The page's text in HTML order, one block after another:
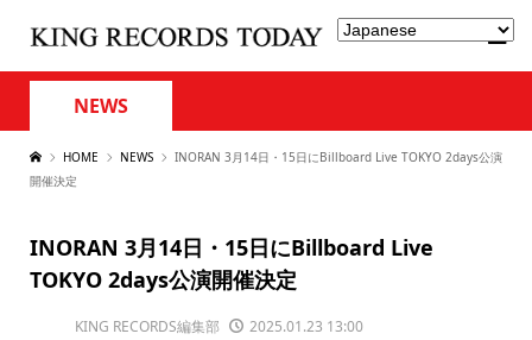
NEWS
HOME NEWS
INORAN 3月14日・15日にBillboard Live TOKYO 2days公演
開催決定
INORAN 3月14日・15日にBillboard Live
TOKYO 2days公演開催決定
KING RECORDS編集部 2025.01.23 13:00